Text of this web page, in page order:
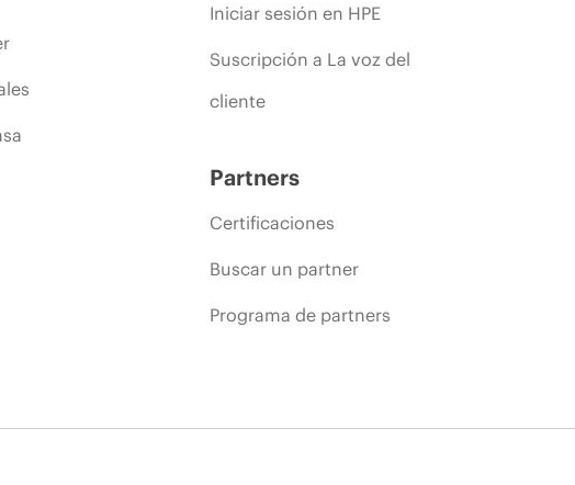
Iniciar sesión en HPE
Suscripción a La voz del
cliente
Partners
Certificaciones
Buscar un partner
Programa de partners